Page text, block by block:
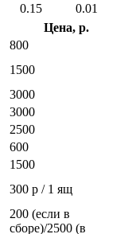
0.15
0.01
Цена, р.
800
1500
3000
3000
2500
600
1500
300 р / 1 ящ
200 (если в
сборе)/2500 (в